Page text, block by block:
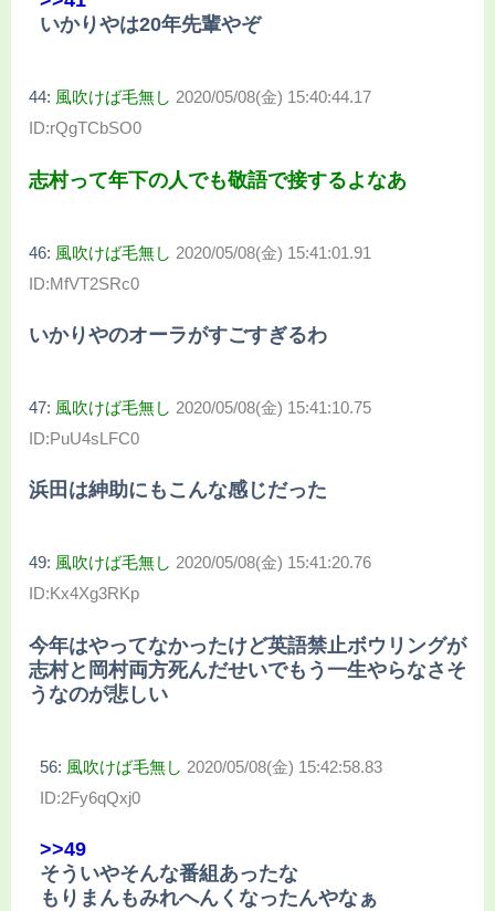
いかりやは20年先輩やぞ
44: 風吹けば毛無し 2020/05/08(金) 15:40:44.17
ID:rQgTCbSO0
志村って年下の人でも敬語で接するよなあ
46: 風吹けば毛無し 2020/05/08(金) 15:41:01.91
ID:MfVT2SRc0
いかりやのオーラがすごすぎるわ
47: 風吹けば毛無し 2020/05/08(金) 15:41:10.75
ID:PuU4sLFC0
浜田は紳助にもこんな感じだった
49: 風吹けば毛無し 2020/05/08(金) 15:41:20.76
ID:Kx4Xg3RKp
今年はやってなかったけど英語禁止ボウリングが
志村と岡村両方死んだせいでもう一生やらなさそ
うなのが悲しい
56: 風吹けば毛無し 2020/05/08(金) 15:42:58.83
ID:2Fy6qQxj0
>>49
そういやそんな番組あったな
もりまんもみれへんくなったんやなぁ